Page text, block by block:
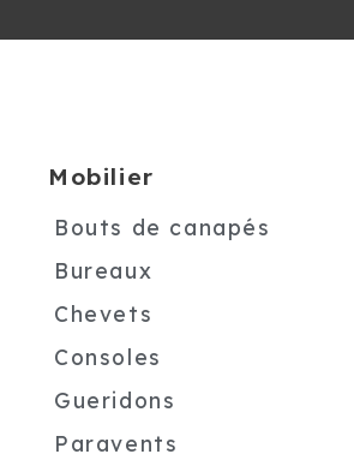
Mobilier
Bouts de canapés
Bureaux
Chevets
Consoles
Gueridons
Paravents